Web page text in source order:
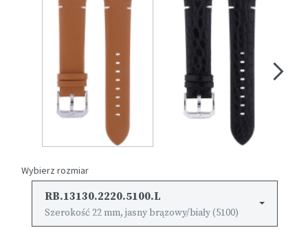
Wybierz rozmiar
RB.13130.2220.5100.L
Szerokość 22 mm, jasny brązowy/biały (5100)